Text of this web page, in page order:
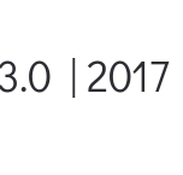
| 2017